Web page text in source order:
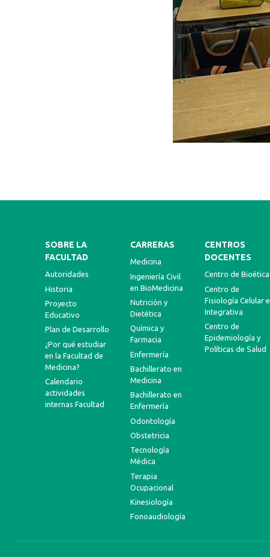
SOBRE LA
FACULTAD
Autoridades
Historia
Proyecto
Educativo
Plan de Desarrollo
¿Por qué estudiar
en la Facultad de
Medicina?
Calendario
actividades
internas Facultad
CARRERAS
Medicina
Ingeniería Civil
en BioMedicina
Nutrición y
Dietética
Química y
Farmacia
Enfermería
Bachillerato en
Medicina
Bachillerato en
Enfermería
Odontología
Obstetricia
Tecnología
Médica
Terapia
Ocupacional
Kinesiología
Fonoaudiología
CENTROS
DOCENTES
Centro de Bioética
Centro de
Fisiología Celular e
Integrativa
Centro de
Epidemiología y
Políticas de Salud